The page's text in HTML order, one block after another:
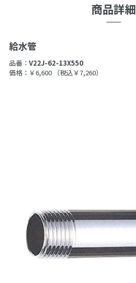
商品詳細
給水管
品番： V22J-62-13X550
価格：￥6,600
（税込￥7,260）